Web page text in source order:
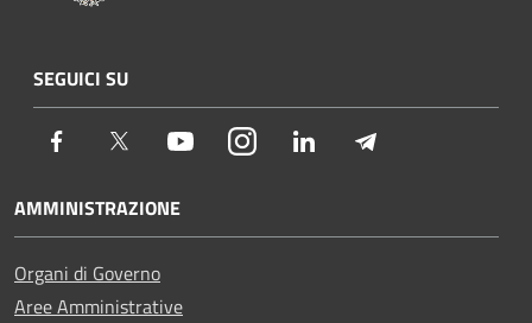
SEGUICI SU
Facebook Twitter YoutubeInstagramLinkedIn
AMMINISTRAZIONE
Organi di Governo
Aree Amministrative